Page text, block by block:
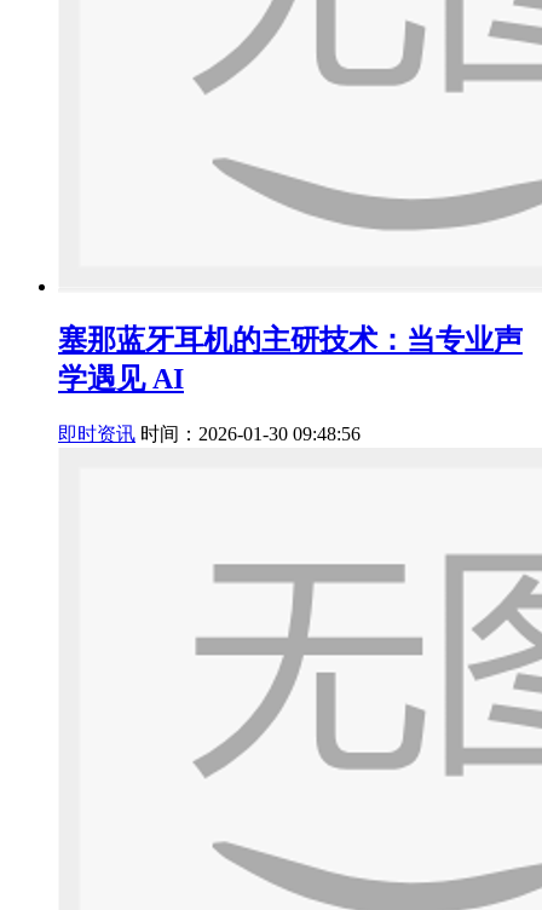
塞那蓝牙耳机的主研技术：当专业声
学遇见 AI
即时资讯 时间：2026-01-30 09:48:56